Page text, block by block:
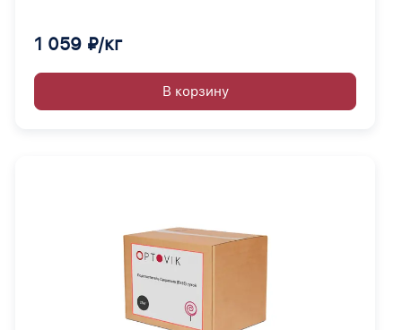
1 059 ₽/кг
В корзину